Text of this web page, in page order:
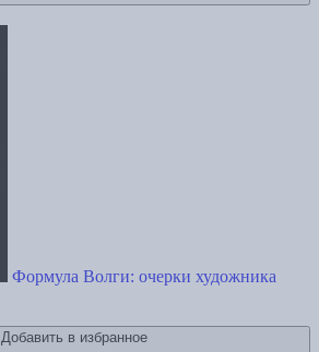
Формула Волги: очерки художника
Добавить в избранное